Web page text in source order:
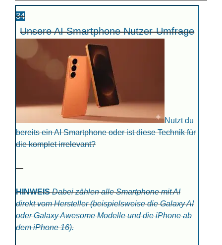
34
Unsere AI Smartphone Nutzer-Umfrage
Nutzt du
bereits ein AI Smartphone oder ist diese Technik für
die komplet irrelevant?
---
HINWEISDabei zählen alle Smartphone mit AI
direkt vom Hersteller (beispielsweise die Galaxy AI
oder Galaxy Awesome Modelle und die iPhone ab
dem iPhone 16).